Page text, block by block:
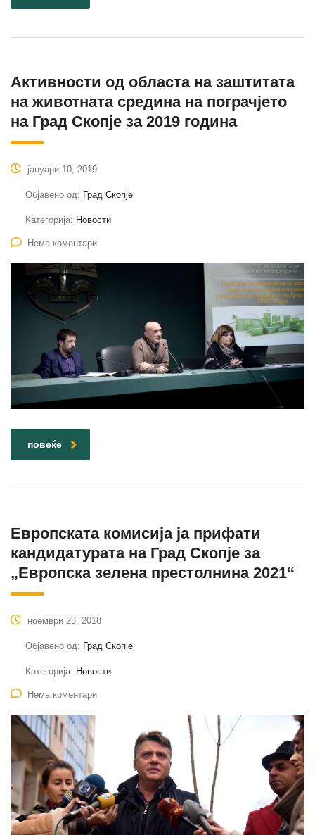
Активности од областа на заштитата
на животната средина на пограчјето
на Град Скопје за 2019 година
јануари 10, 2019
Објавено од: Град Скопје
Категорија: Новости
Нема коментари
повеќе
Европската комисија ја прифати
кандидатурата на Град Скопје за
„Европска зелена престолнина 2021“
ноември 23, 2018
Објавено од: Град Скопје
Категорија: Новости
Нема коментари